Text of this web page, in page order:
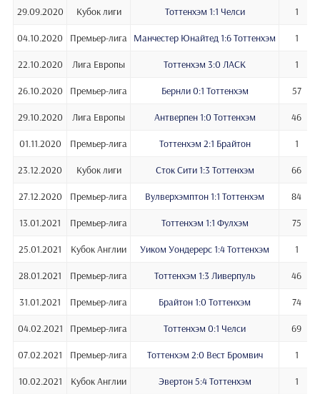
29.09.2020 Кубок лиги Тоттенхэм 1:1 Челси 1
04.10.2020 Премьер-лига Манчестер Юнайтед 1:6 Тоттенхэм 1
22.10.2020 Лига Европы Тоттенхэм 3:0 ЛАСК 1
26.10.2020 Премьер-лига Бернли 0:1 Тоттенхэм 57
29.10.2020 Лига Европы Антверпен 1:0 Тоттенхэм 46
01.11.2020 Премьер-лига Тоттенхэм 2:1 Брайтон 1
23.12.2020 Кубок лиги Сток Сити 1:3 Тоттенхэм 66
27.12.2020 Премьер-лига Вулверхэмптон 1:1 Тоттенхэм 84
13.01.2021 Премьер-лига Тоттенхэм 1:1 Фулхэм 75
25.01.2021 Кубок Англии Уиком Уондерерс 1:4 Тоттенхэм 1
28.01.2021 Премьер-лига Тоттенхэм 1:3 Ливерпуль 46
31.01.2021 Премьер-лига Брайтон 1:0 Тоттенхэм 74
04.02.2021 Премьер-лига Тоттенхэм 0:1 Челси 69
07.02.2021 Премьер-лига Тоттенхэм 2:0 Вест Бромвич 1
10.02.2021 Кубок Англии Эвертон 5:4 Тоттенхэм 1